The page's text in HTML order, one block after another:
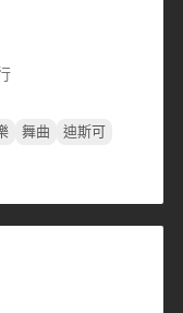
舞曲
迪斯可